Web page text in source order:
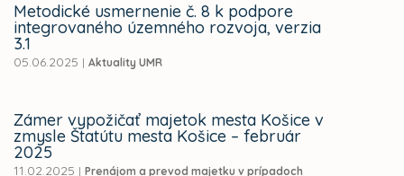
Metodické usmernenie č. 8 k podpore
integrovaného územného rozvoja, verzia
3.1
05.06.2025 | Aktuality UMR
Zámer vypožičať majetok mesta Košice v
zmysle Štatútu mesta Košice – február
2025
11.02.2025 | Prenájom a prevod majetku v prípadoch